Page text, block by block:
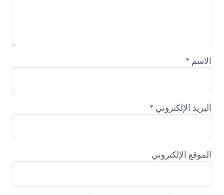
الاسم *
البريد الإلكتروني *
الموقع الإلكتروني